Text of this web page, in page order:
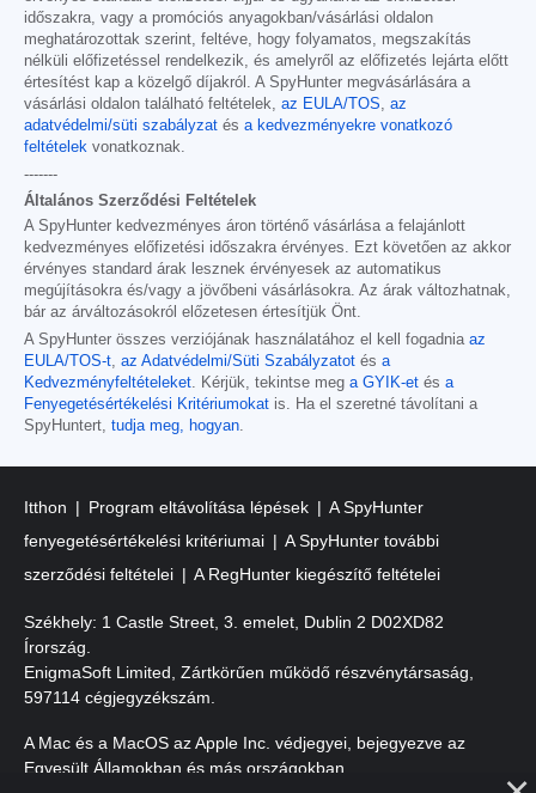
időszakra, vagy a promóciós anyagokban/vásárlási oldalon
meghatározottak szerint, feltéve, hogy folyamatos, megszakítás
nélküli előfizetéssel rendelkezik, és amelyről az előfizetés lejárta előtt
értesítést kap a közelgő díjakról. A SpyHunter megvásárlására a
vásárlási oldalon található feltételek, az EULA/TOS
az
adatvédelmi/süti szabályzat és a kedvezményekre vonatkozó
feltételek vonatkoznak.
-------
Általános Szerződési Feltételek
A SpyHunter kedvezményes áron történő vásárlása a felajánlott
kedvezményes előfizetési időszakra érvényes. Ezt követően az akkor
érvényes standard árak lesznek érvényesek az automatikus
megújításokra és/vagy a jövőbeni vásárlásokra. Az árak változhatnak,
bár az árváltozásokról előzetesen értesítjük Önt.
A SpyHunter összes verziójának használatához el kell fogadnia az
EULA/TOS-t az Adatvédelmi/Süti Szabályzatot és a
Kedvezményfeltételeket . Kérjük, tekintse meg a GYIK-et és a
Fenyegetésértékelési Kritériumokat is. Ha el szeretné távolítani a
SpyHuntert, tudja meg, hogyan
Itthon Program eltávolítása lépések
A SpyHunter
fenyegetésértékelési kritériumai
A SpyHunter további
szerződési feltételei
A RegHunter kiegészítő feltételei
Székhely: 1 Castle Street, 3. emelet, Dublin 2 D02XD82
Írország.
EnigmaSoft Limited, Zártkörűen működő részvénytársaság,
597114 cégjegyzékszám.
A Mac és a MacOS az Apple Inc. védjegyei, bejegyezve az
Egyesült Államokban és más országokban.